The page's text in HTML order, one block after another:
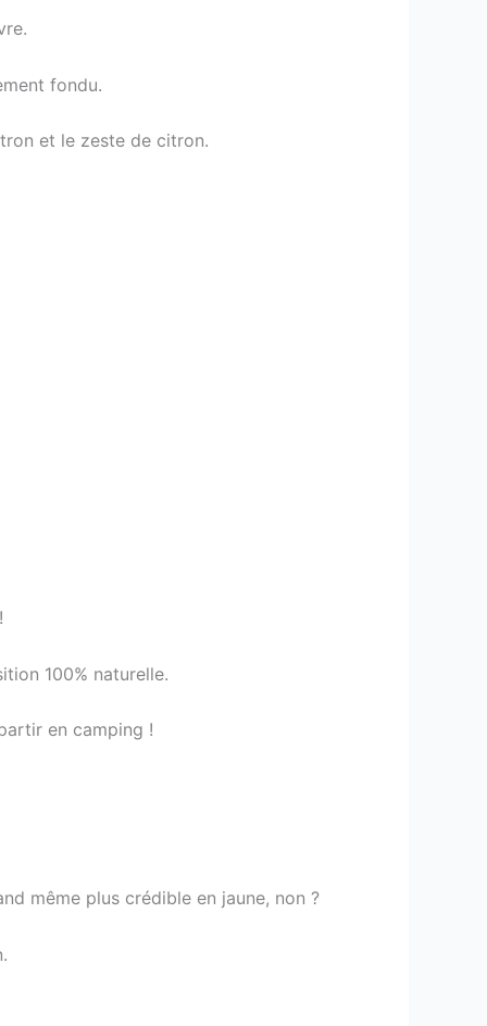
fondu.
et le zeste de citron.
100% naturelle.
en camping !
même plus crédible en jaune, non ?